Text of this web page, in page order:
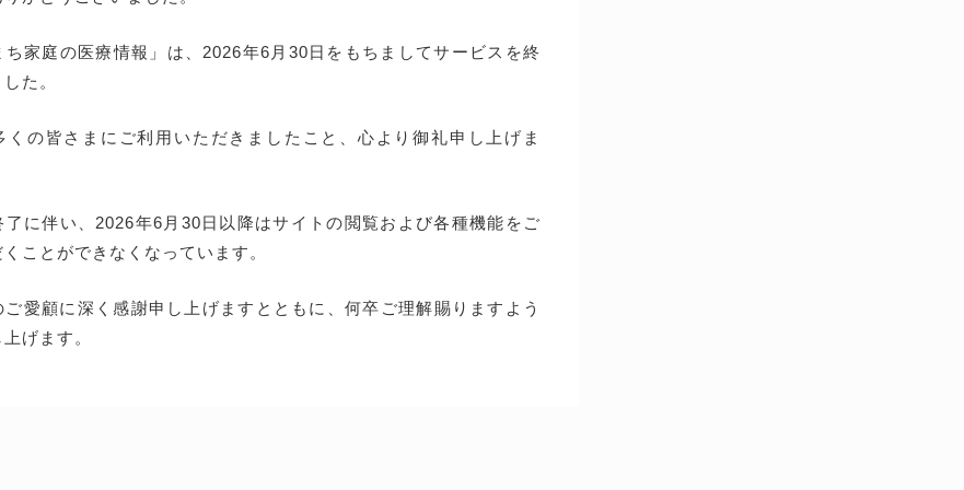
ち家庭の医療情報」は、2026年6月30日をもちましてサービスを終
た。
くの皆さまにご利用いただきましたこと、心より御礼申し上げま
了に伴い、2026年6月30日以降はサイトの閲覧および各種機能をご
ことができなくなっています。
ご愛顧に深く感謝申し上げますとともに、何卒ご理解賜りますよう
げます。